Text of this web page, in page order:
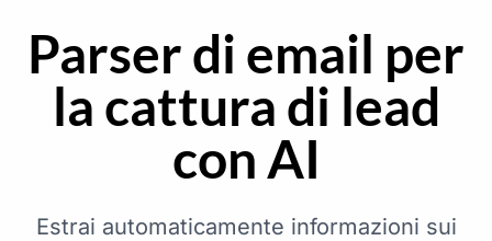
Parser di email per
la cattura di lead
con AI
Estrai automaticamente informazioni sui